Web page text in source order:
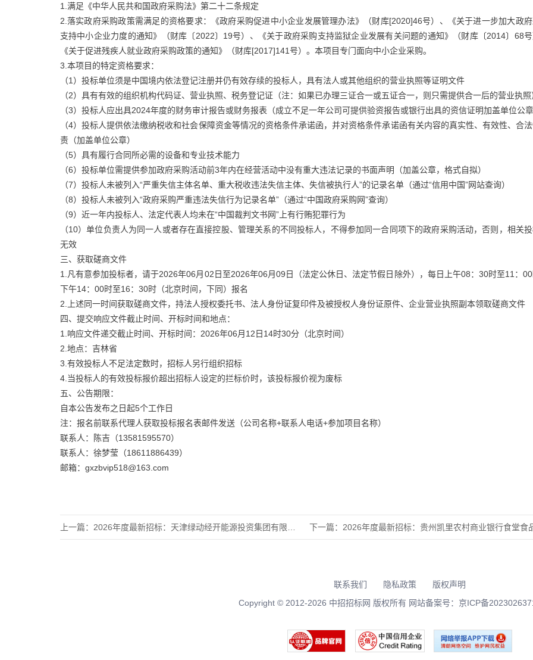
1.满足《中华人民共和国政府采购法》第二十二条规定
2.落实政府采购政策需满足的资格要求：《政府采购促进中小企业发展管理办法》（财库[2020]46号）、《关于进一步加大政
支持中小企业力度的通知》（财库〔2022〕19号）、《关于政府采购支持监狱企业发展有关问题的通知》（财库〔2014〕68号
《关于促进残疾人就业政府采购政策的通知》（财库[2017]141号）。本项目专门面向中小企业采购。
3.本项目的特定资格要求：
（1）投标单位须是中国境内依法登记注册并仍有效存续的投标人，具有法人或其他组织的营业执照等证明文件
（2）具有有效的组织机构代码证、营业执照、税务登记证（注：如果已办理三证合一或五证合一，则只需提供合一后的营业执照
（3）投标人应出具2024年度的财务审计报告或财务报表（成立不足一年公司可提供验资报告或银行出具的资信证明加盖单位公章
（4）投标人提供依法缴纳税收和社会保障资金等情况的资格条件承诺函，并对资格条件承诺函有关内容的真实性、有效性、合
责（加盖单位公章）
（5）具有履行合同所必需的设备和专业技术能力
（6）投标单位需提供参加政府采购活动前3年内在经营活动中没有重大违法记录的书面声明（加盖公章，格式自拟）
（7）投标人未被列入“严重失信主体名单、重大税收违法失信主体、失信被执行人”的记录名单（通过“信用中国”网站查询）
（8）投标人未被列入“政府采购严重违法失信行为记录名单”（通过“中国政府采购网”查询）
（9）近一年内投标人、法定代表人均未在“中国裁判文书网”上有行贿犯罪行为
（10）单位负责人为同一人或者存在直接控股、管理关系的不同投标人，不得参加同一合同项下的政府采购活动，否则，相关
无效
三、获取磋商文件
1.凡有意参加投标者，请于2026年06月02日至2026年06月09日（法定公休日、法定节假日除外），每日上午08：30时至11：00
下午14：00时至16：30时（北京时间，下同）报名
2.上述同一时间获取磋商文件，持法人授权委托书、法人身份证复印件及被授权人身份证原件、企业营业执照副本领取磋商文件
四、提交响应文件截止时间、开标时间和地点：
1.响应文件递交截止时间、开标时间：2026年06月12日14时30分（北京时间）
2.地点：吉林省
3.有效投标人不足法定数时，招标人另行组织招标
4.当投标人的有效投标报价超出招标人设定的拦标价时，该投标报价视为废标
五、公告期限：
自本公告发布之日起5个工作日
注：报名前联系代理人获取投标报名表邮件发送（公司名称+联系人电话+参加项目名称）
联系人：陈吉（13581595570）
联系人：徐梦莹（18611886439）
邮箱：gxzbvip518@163.com
上一篇： 2026年度最新招标：天津绿动经开能源投资集团有限公司合同能 下一篇： 2026年度最新招标：贵州凯里农村商业银行食堂食品配送项目
联系我们 隐私政策
版权声明
Copyright © 2012-2026 中招招标网 版权所有 网站备案号： 京ICP备